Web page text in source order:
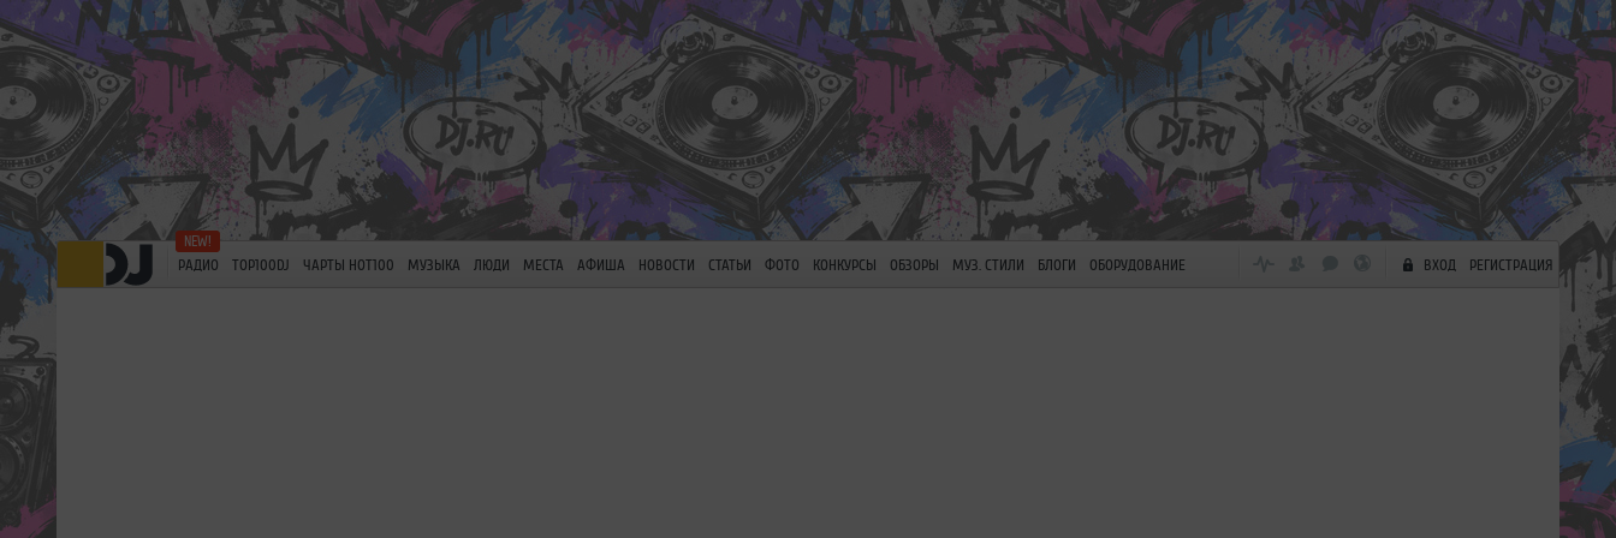
РАДИО TOP100DJ ЧАРТЫ HOT100 МУЗЫКА ЛЮДИ МЕСТА АФИША НОВОСТИ СТАТЬИ ФОТО КОНКУРСЫ ОБЗОРЫ МУЗ. СТИЛИ БЛОГИ ОБОРУДОВАНИЕ ВХОД РЕГИСТРАЦИЯ